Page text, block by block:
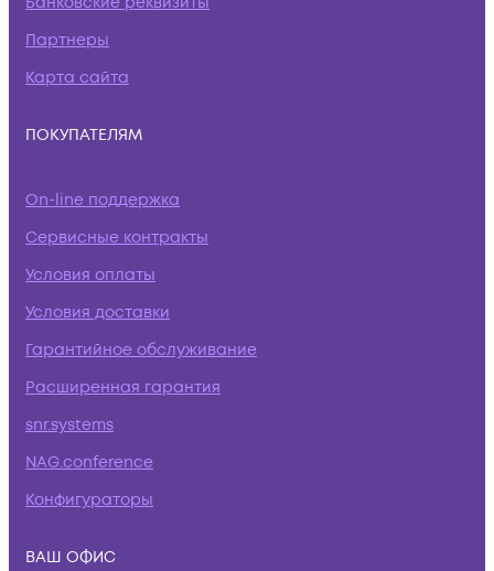
Партнеры
Карта сайта
ПОКУПАТЕЛЯМ
On-line поддержка
Сервисные контракты
Условия оплаты
Условия доставки
Гарантийное обслуживание
Расширенная гарантия
snr.systems
NAG.conference
Конфигураторы
ВАШ ОФИС